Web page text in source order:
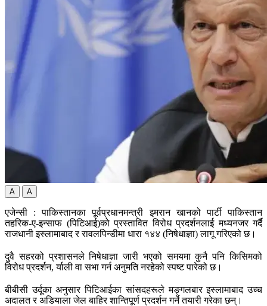
A A
एजेन्सी : पाकिस्तानका पूर्वप्रधानमन्त्री इमरान खानको पार्टी पाकिस्तान
तहरिक-ए-इन्साफ (पिटिआई)को प्रस्तावित विरोध प्रदर्शनलाई मध्यनजर गर्दै
राजधानी इस्लामाबाद र रावलपिन्डीमा धारा १४४ (निषेधाज्ञा) लागू गरिएको छ।
दुवै सहरको प्रशासनले निषेधाज्ञा जारी भएको समयमा कुनै पनि किसिमको
विरोध प्रदर्शन, र्याली वा सभा गर्न अनुमति नरहेको स्पष्ट पारेको छ।
बीबीसी उर्दूका अनुसार पिटिआईका सांसदहरूले मङ्गलबार इस्लामाबाद उच्च
अदालत र अडियाला जेल बाहिर शान्तिपूर्ण प्रदर्शन गर्ने तयारी गरेका छन्।